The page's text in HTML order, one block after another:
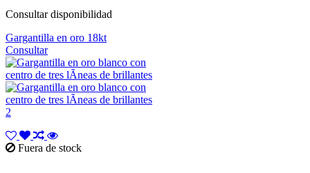
Consultar disponibilidad
Gargantilla en oro 18kt
Consultar
Fuera de stock